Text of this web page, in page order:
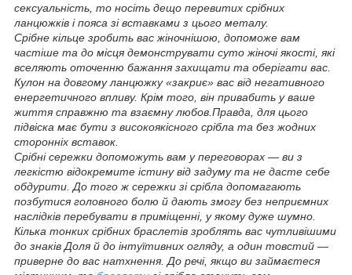
сексуальність, то носіть дещо перевитих срібних
ланцюжків і пояса зі вставками з цього металу.
Срібне кільце зробить вас жіночнішою, допоможе вам
частіше та до місця демонструвати суто жіночі якості, які
вселяють оточенню бажання захищати та оберігати вас.
Кулон на довгому ланцюжку «закриє» вас від негативного
енергетичного впливу. Крім того, він привабить у ваше
життя справжню та взаємну любов.Правда, для цього
підвіска має бути з високоякісного срібла та без жодних
сторонніх вставок.
Срібні сережки допоможуть вам у переговорах — ви з
легкістю відокремите істину від задуму та не дасте себе
обдурити. До того ж сережки зі срібла допомагають
позбутися головного болю й дають змогу без неприємних
наслідків перебувати в приміщенні, у якому дуже шумно.
Кілька тонких срібних браслетів зроблять вас чутливішими
до знаків Доля й до інтуїтивних огляду, а один товстий —
приверне до вас натхнення. До речі, якщо ви займаєтеся